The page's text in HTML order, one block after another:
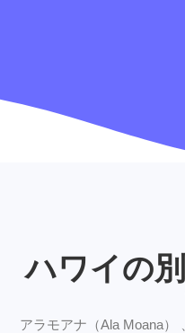
ハワイの
アラモアナ（Ala Moana）